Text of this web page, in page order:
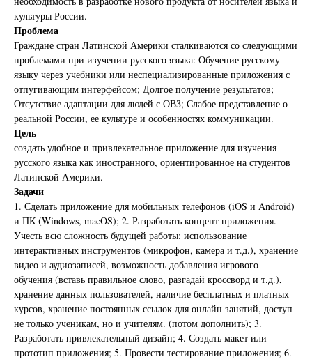
культуры России.
Проблема
Граждане стран Латинской Америки сталкиваются со следующими
проблемами при изучении русского языка: Обучение русскому
языку через учебники или неспециализированные приложения с
отпугивающим интерфейсом; Долгое получение результатов;
Отсутствие адаптации для людей с ОВЗ; Слабое представление о
реальной России, ее культуре и особенностях коммуникации.
Цель
создать удобное и привлекательное приложение для изучения
русского языка как иностранного, ориентированное на студентов
Латинской Америки.
Задачи
1. Сделать приложение для мобильных телефонов (iOS и Android)
и ПК (Windows, macOS); 2. Разработать концепт приложения.
Учесть всю сложность будущей работы: использование
интерактивных инструментов (микрофон, камера и т.д.), хранение
видео и аудиозаписей, возможность добавления игрового
обучения (вставь правильное слово, разгадай кроссворд и т.д.),
хранение данных пользователей, наличие бесплатных и платных
курсов, хранение постоянных ссылок для онлайн занятий, доступ
не только ученикам, но и учителям. (потом дополнить); 3.
Разработать привлекательный дизайн; 4. Создать макет или
прототип приложения; 5. Провести тестирование приложения; 6.